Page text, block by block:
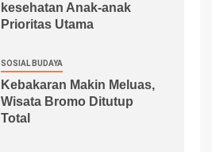
kesehatan Anak-anak
Prioritas Utama
SOSIAL BUDAYA
Kebakaran Makin Meluas,
Wisata Bromo Ditutup
Total